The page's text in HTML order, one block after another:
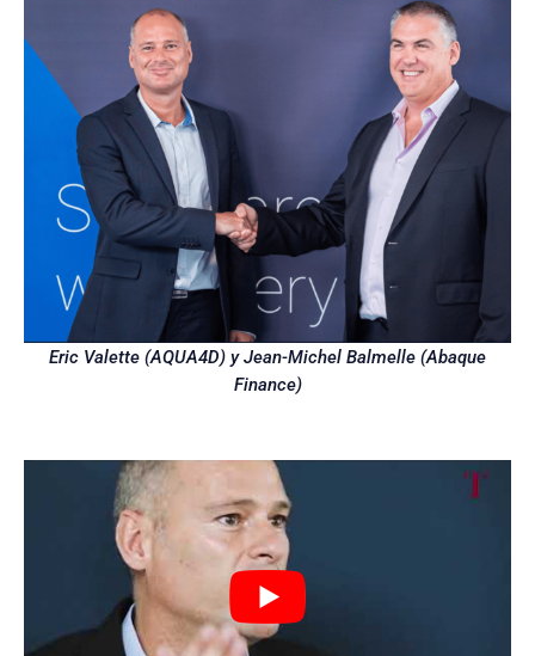
Eric Valette (AQUA4D) y Jean-Michel Balmelle (Abaque
Finance)